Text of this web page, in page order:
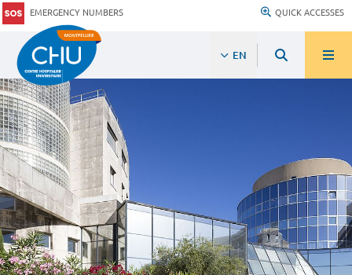
EMERGENCY NUMBERS QUICK ACCESSES
EN